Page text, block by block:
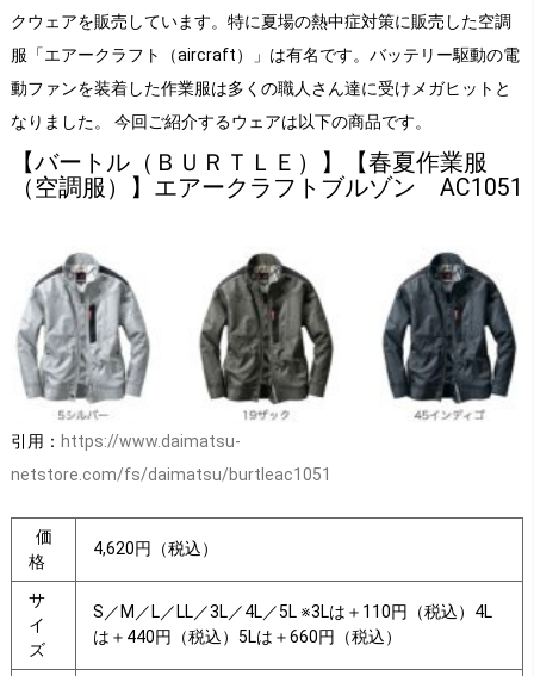
クウェアを販売しています。特に夏場の熱中症対策に販売した空調
服「エアークラフト（aircraft）」は有名です。バッテリー駆動の電
動ファンを装着した作業服は多くの職人さん達に受けメガヒットと
なりました。 今回ご紹介するウェアは以下の商品です。
【バートル（ＢＵＲＴＬＥ）】【春夏作業服
（空調服）】エアークラフトブルゾン AC1051
引用： https://www.daimatsu-
netstore.com/fs/daimatsu/burtleac1051
価
格
4,620円（税込）
サ
イ
ズ
S／M／L／LL／3L／4L／5L ※3Lは＋110円（税込）4L
は＋440円（税込）5Lは＋660円（税込）